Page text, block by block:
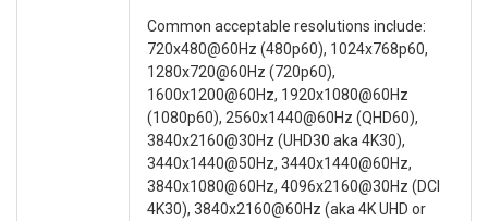
Common acceptable resolutions include:
720x480@60Hz (480p60), 1024x768p60,
1280x720@60Hz (720p60),
1600x1200@60Hz, 1920x1080@60Hz
(1080p60), 2560x1440@60Hz (QHD60),
3840x2160@30Hz (UHD30 aka 4K30),
3440x1440@50Hz, 3440x1440@60Hz,
3840x1080@60Hz, 4096x2160@30Hz (DCI
4K30), 3840x2160@60Hz (aka 4K UHD or